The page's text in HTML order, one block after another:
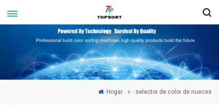
Hogar selector de color de nueces